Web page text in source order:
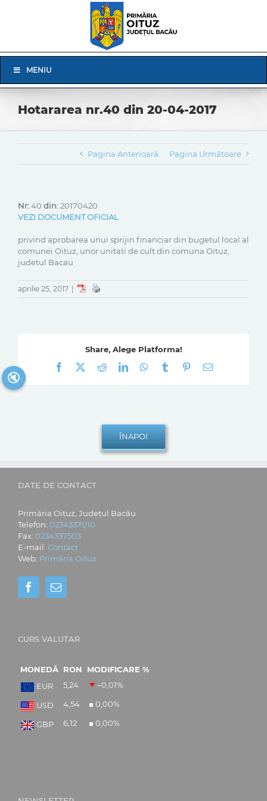
Navigation
MENIU
Hotararea nr.40 din 20-04-2017
Pagina Anterioară Pagina Următoare
Nr:40 din:20170420
VEZI DOCUMENT OFICIAL
privind aprobarea unui sprijin financiar din bugetul local al
comunei Oituz, unor unitati de cult din comuna Oituz,
judetul Bacau
aprilie 25, 2017
Share, Alege Platforma!
Facebook
RedditLinkedInWhatsApp
Tumblr Pinterest
E-
DATE DE CONTACT
Primăria Oituz, Județul Bacău
Telefon: 0234337010
Fax: 0234337503
E-mail: Contact
Web: Primăria Oituz
CURS VALUTAR
MONEDĂ RON
MODIFICARE %
EUR
5,24 –0,01%
USD 4,54 0,00%
GBP 6,12 0,00%
🔇